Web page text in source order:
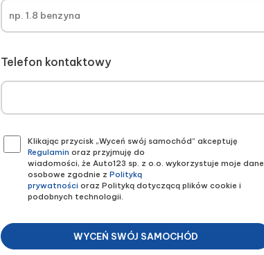
Telefon kontaktowy
Klikając przycisk „Wyceń swój samochód” akceptuję
Regulamin oraz przyjmuję do
wiadomości, że Auto123 sp. z o.o. wykorzystuje moje dane
osobowe zgodnie zPolityką
prywatności oraz Polityką dotyczącą plików cookie i
podobnych technologii.